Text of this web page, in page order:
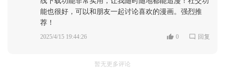
能也很好，可以和朋友一起讨论喜欢的漫画。强烈推
荐！
2025/4/15 19:44:26 0 回复
暂无更多评论